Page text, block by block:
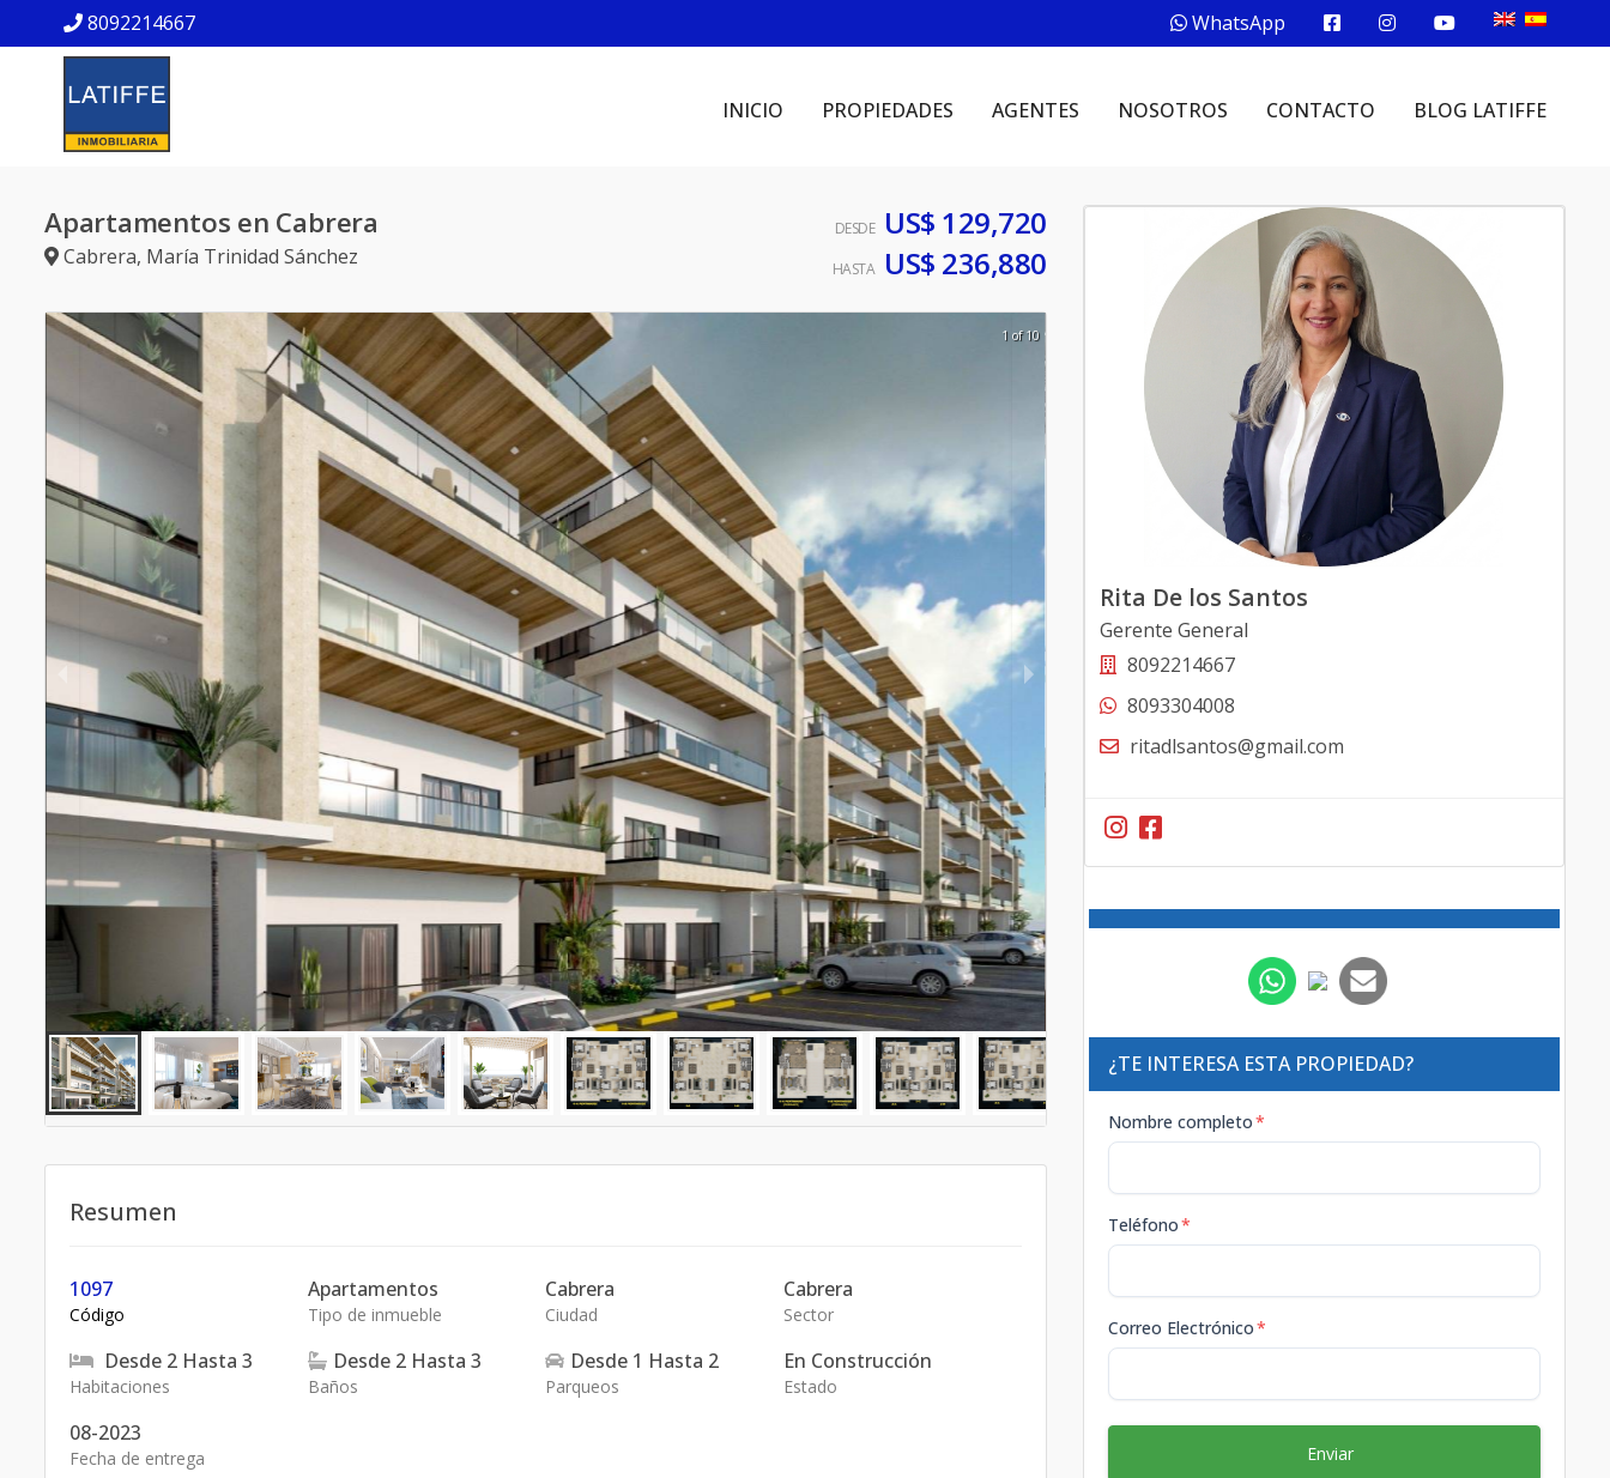
8092214667 WhatsApp
INICIO PROPIEDADES AGENTES NOSOTROS CONTACTO BLOG LATIFFE
Apartamentos en Cabrera
Cabrera, María Trinidad Sánchez
DESDE US$ 129,720
HASTA US$ 236,880
1 of 10
Resumen
1097
Código
Apartamentos
Tipo de inmueble
Cabrera
Ciudad
Cabrera
Sector
Desde 2 Hasta 3
Habitaciones
Desde 2 Hasta 3
Baños
Desde 1 Hasta 2
Parqueos
En Construcción
Estado
08-2023
Fecha de entrega
Rita De los Santos
Gerente General
8092214667
8093304008
ritadlsantos@gmail.com
¿TE INTERESA ESTA PROPIEDAD?
Nombre completo*
Teléfono*
Correo Electrónico*
Enviar